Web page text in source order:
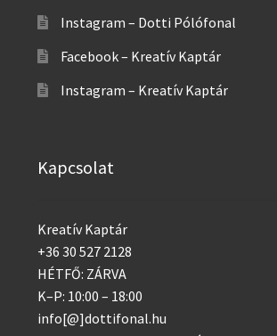
Instagram – Dotti Pólófonal
Facebook – Kreatív Kaptár
Instagram – Kreatív Kaptár
Kapcsolat
Kreatív Kaptár
+36 30 527 2128
HÉTFŐ: ZÁRVA
K–P: 10:00 – 18:00
info[@]dottifonal.hu